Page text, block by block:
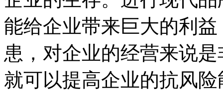
能给企业带来巨大的利
患，对企业的经营来说
就可以提高企业的抗风